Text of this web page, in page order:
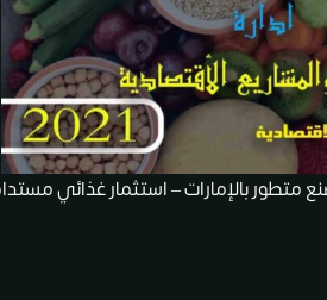
متطور بالإمارات – استثمار غذائي